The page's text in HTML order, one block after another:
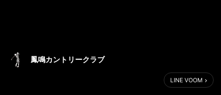
鳳鳴カントリークラブ
LINE VOOM